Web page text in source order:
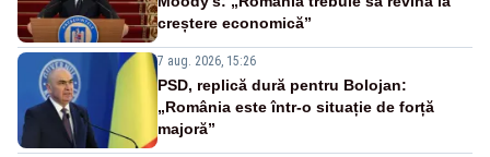
creștere economică”
7 aug. 2026, 15:26
PSD, replică dură pentru Bolojan:
„România este într-o situație de forță
majoră”